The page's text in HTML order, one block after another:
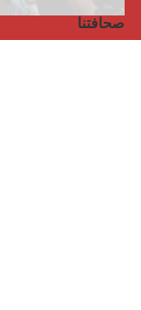
صحافتنا